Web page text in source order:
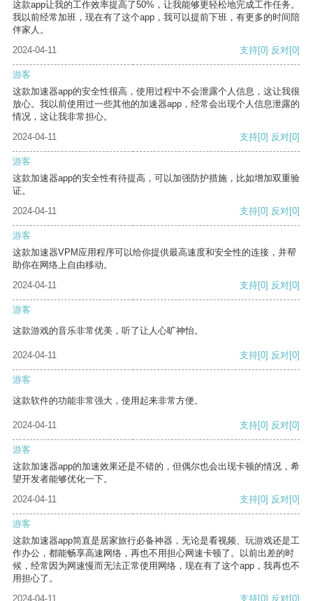
这款app让我的工作效率提高了50%，让我能够更轻松地完成工作任务。
我以前经常加班，现在有了这个app，我可以提前下班，有更多的时间陪
伴家人。
2024-04-11
支持[0] 反对[0]
游客
这款加速器app的安全性很高，使用过程中不会泄露个人信息，这让我很
放心。我以前使用过一些其他的加速器app，经常会出现个人信息泄露的
情况，这让我非常担心。
2024-04-11
支持[0] 反对[0]
游客
这款加速器app的安全性有待提高，可以加强防护措施，比如增加双重验
证。
2024-04-11
支持[0] 反对[0]
游客
这款加速器VPM应用程序可以给你提供最高速度和安全性的连接，并帮
助你在网络上自由移动。
2024-04-11
支持[0] 反对[0]
游客
这款游戏的音乐非常优美，听了让人心旷神怡。
2024-04-11 支持[0] 反对[0]
游客
这款软件的功能非常强大，使用起来非常方便。
2024-04-11 支持[0] 反对[0]
游客
这款加速器app的加速效果还是不错的，但偶尔也会出现卡顿的情况，希
望开发者能够优化一下。
2024-04-11
支持[0] 反对[0]
游客
这款加速器app简直是居家旅行必备神器，无论是看视频、玩游戏还是工
作办公，都能畅享高速网络，再也不用担心网速卡顿了。以前出差的时
候，经常因为网速慢而无法正常使用网络，现在有了这个app，我再也不
用担心了。
2024-04-11
支持[0] 反对[0]